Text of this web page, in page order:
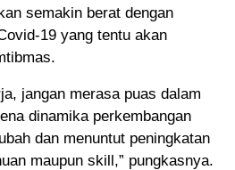
semakin berat dengan
19 yang tentu akan
jangan merasa puas dalam
dinamika perkembangan
dan menuntut peningkatan
maupun skill,” pungkasnya.